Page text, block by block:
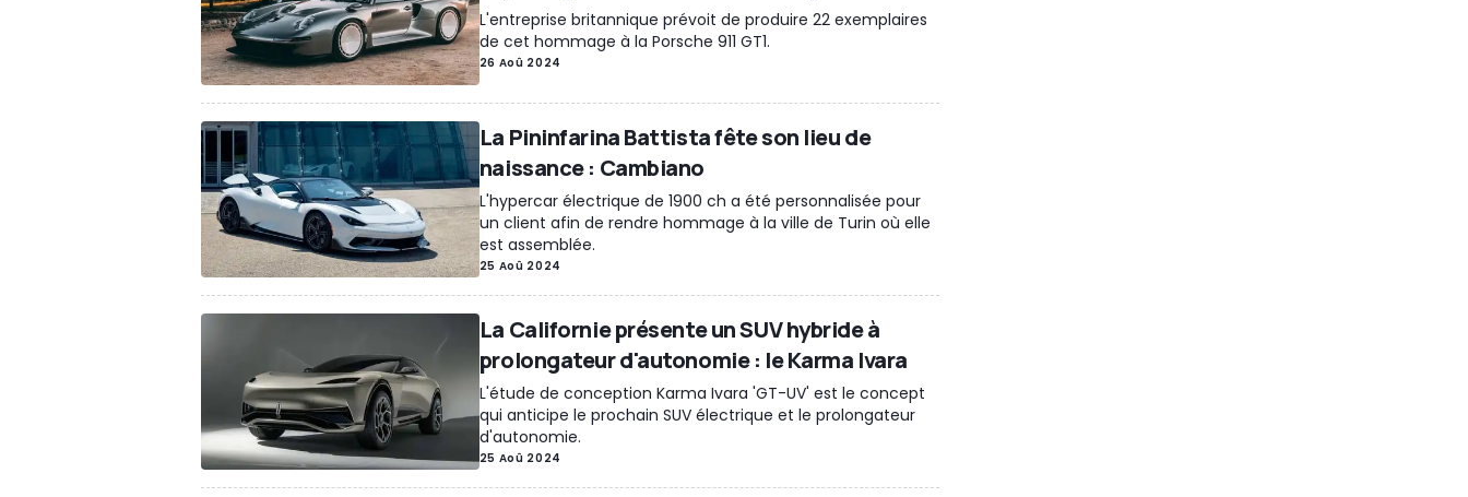
L'entreprise britannique prévoit de produire 22 exemplaires
de cet hommage à la Porsche 911 GT1.
26 Aoû 2024
La Pininfarina Battista fête son lieu de
naissance : Cambiano
L'hypercar électrique de 1900 ch a été personnalisée pour
un client afin de rendre hommage à la ville de Turin où elle
est assemblée.
25 Aoû 2024
La Californie présente un SUV hybride à
prolongateur d'autonomie : le Karma Ivara
L'étude de conception Karma Ivara 'GT-UV' est le concept
qui anticipe le prochain SUV électrique et le prolongateur
d'autonomie.
25 Aoû 2024